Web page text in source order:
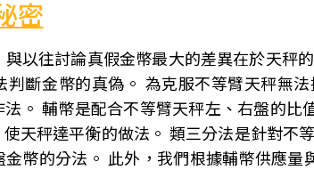
密
以往討論真假金幣最大的差異在於天秤
判斷金幣的真偽。 為克服不等臂天秤無
法。 輔幣是配合不等臂天秤左、右盤的比
天秤達平衡的做法。 類三分法是針對不
幣的分法。 此外，我們根據輔幣供應量